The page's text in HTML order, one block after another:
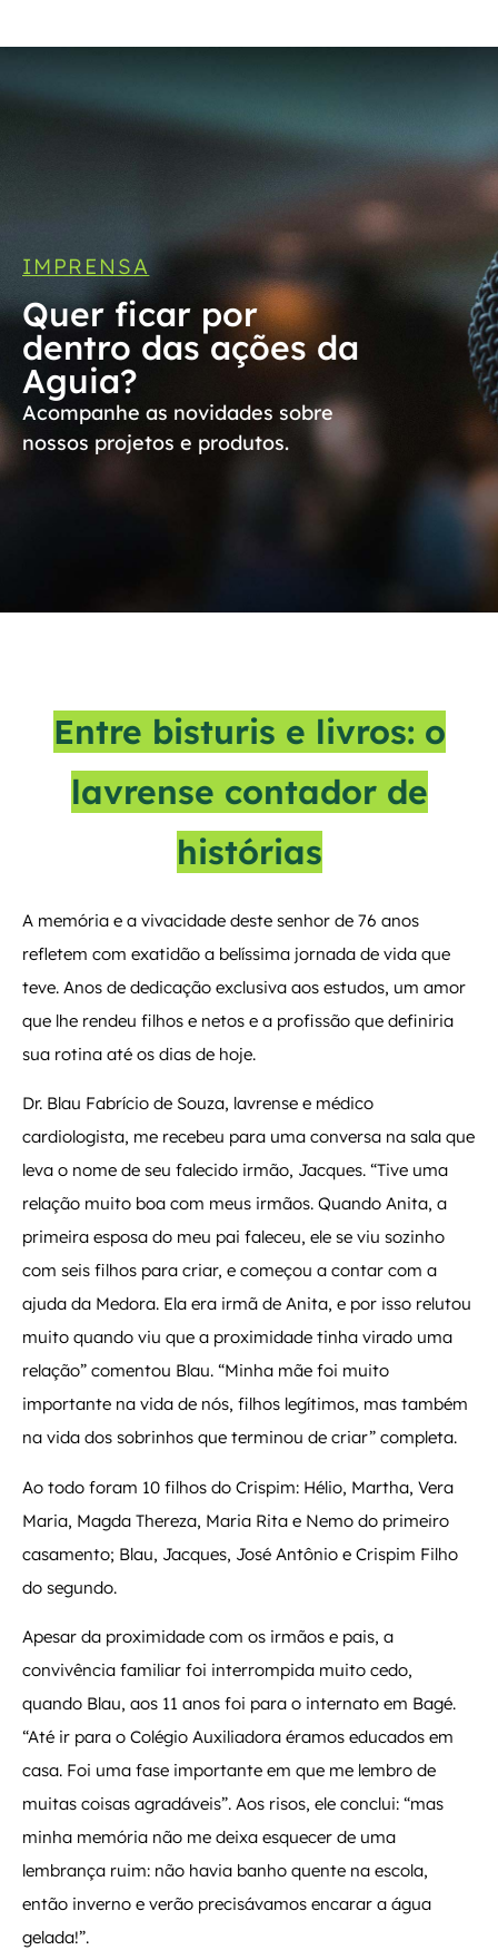
IMPRENSA
Quer ficar por
dentro das ações da
Aguia?
Acompanhe as novidades sobre
nossos projetos e produtos.
Entre bisturis e livros: o
lavrense contador de
histórias
A memória e a vivacidade deste senhor de 76 anos
refletem com exatidão a belíssima jornada de vida que
teve. Anos de dedicação exclusiva aos estudos, um amor
que lhe rendeu filhos e netos e a profissão que definiria
sua rotina até os dias de hoje.
Dr. Blau Fabrício de Souza, lavrense e médico
cardiologista, me recebeu para uma conversa na sala que
leva o nome de seu falecido irmão, Jacques. “Tive uma
relação muito boa com meus irmãos. Quando Anita, a
primeira esposa do meu pai faleceu, ele se viu sozinho
com seis filhos para criar, e começou a contar com a
ajuda da Medora. Ela era irmã de Anita, e por isso relutou
muito quando viu que a proximidade tinha virado uma
relação” comentou Blau. “Minha mãe foi muito
importante na vida de nós, filhos legítimos, mas também
na vida dos sobrinhos que terminou de criar” completa.
Ao todo foram 10 filhos do Crispim: Hélio, Martha, Vera
Maria, Magda Thereza, Maria Rita e Nemo do primeiro
casamento; Blau, Jacques, José Antônio e Crispim Filho
do segundo.
Apesar da proximidade com os irmãos e pais, a
convivência familiar foi interrompida muito cedo,
quando Blau, aos 11 anos foi para o internato em Bagé.
“Até ir para o Colégio Auxiliadora éramos educados em
casa. Foi uma fase importante em que me lembro de
muitas coisas agradáveis”. Aos risos, ele conclui: “mas
minha memória não me deixa esquecer de uma
lembrança ruim: não havia banho quente na escola,
então inverno e verão precisávamos encarar a água
gelada!”.